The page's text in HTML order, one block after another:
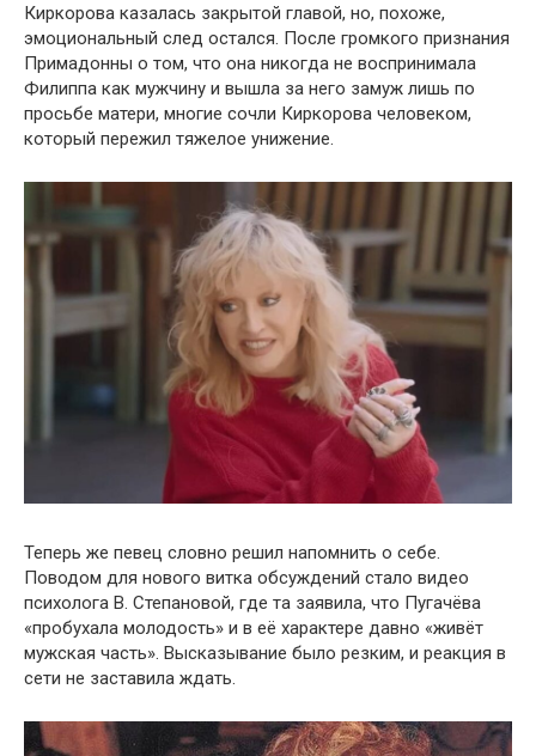
Киркорова казалась закрытой главой, но, похоже,
эмоциональный след остался. После громкого признания
Примадонны о том, что она никогда не воспринимала
Филиппа как мужчину и вышла за него замуж лишь по
просьбе матери, многие сочли Киркорова человеком,
который пережил тяжелое унижение.
Теперь же певец словно решил напомнить о себе.
Поводом для нового витка обсуждений стало видео
психолога В. Степановой, где та заявила, что Пугачёва
«пробухала молодость» и в её характере давно «живёт
мужская часть». Высказывание было резким, и реакция в
сети не заставила ждать.